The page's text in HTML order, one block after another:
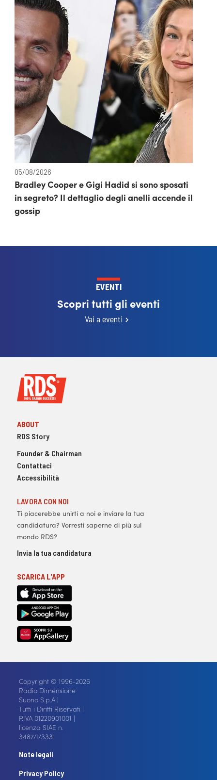
05/08/2026
Bradley Cooper e Gigi Hadid si sono sposati
in segreto? Il dettaglio degli anelli accende il
gossip
EVENTI
Scopri tutti gli eventi
Vai a eventi
ABOUT
RDS Story
Founder & Chairman
Contattaci
Accessibilità
LAVORA CON NOI
Ti piacerebbe unirti a noi e inviare la tua
candidatura? Vorresti saperne di più sul
mondo RDS?
Invia la tua candidatura
SCARICA L'APP
Copyright © 1996-2026
Radio Dimensione
Suono S.p.A |
Tutti i Diritti Riservati |
P.IVA 01220901001 |
licenza SIAE n.
3487/I/3331
Note legali
Privacy Policy